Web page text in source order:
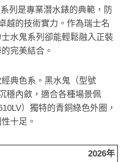
列是專業潛水錶的典範，防
越的技術實力。作為瑞士名
水鬼系列卻能輕鬆融入正裝
完美結合。
典色系。黑水鬼（型號
穩內斂，適合各種場景佩
）獨特的青銅綠色外圈，
十足。
2026年